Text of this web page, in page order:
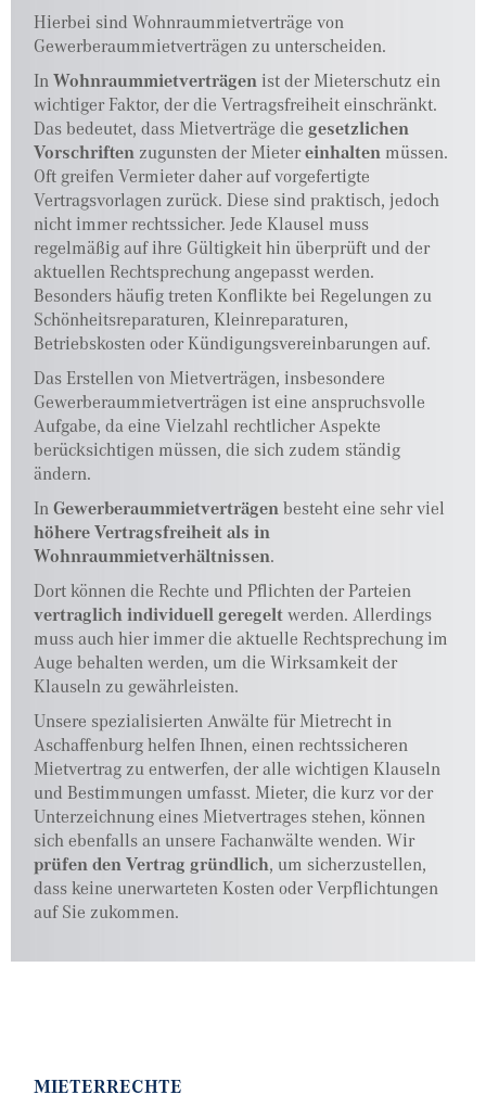
Hierbei sind Wohnraummietverträge von
Gewerberaummietverträgen zu unterscheiden.
InWohnraummietverträgenist der Mieterschutz ein
wichtiger Faktor, der die Vertragsfreiheit einschränkt.
Das bedeutet, dass Mietverträge die gesetzlichen
Vorschriften zugunsten der Mietereinhaltenmüssen.
Oft greifen Vermieter daher auf vorgefertigte
Vertragsvorlagen zurück. Diese sind praktisch, jedoch
nicht immer rechtssicher. Jede Klausel muss
regelmäßig auf ihre Gültigkeit hin überprüft und der
aktuellen Rechtsprechung angepasst werden.
Besonders häufig treten Konflikte bei Regelungen zu
Schönheitsreparaturen, Kleinreparaturen,
Betriebskosten oder Kündigungsvereinbarungen auf.
Das Erstellen von Mietverträgen, insbesondere
Gewerberaummietverträgen ist eine anspruchsvolle
Aufgabe, da eine Vielzahl rechtlicher Aspekte
berücksichtigen müssen, die sich zudem ständig
ändern.
InGewerberaummietverträgenbesteht eine sehr viel
höhere Vertragsfreiheit als in
Wohnraummietverhältnissen.
Dort können die Rechte und Pflichten der Parteien
vertraglich individuell geregeltwerden. Allerdings
muss auch hier immer die aktuelle Rechtsprechung im
Auge behalten werden, um die Wirksamkeit der
Klauseln zu gewährleisten.
Unsere spezialisierten Anwälte für Mietrecht in
Aschaffenburg helfen Ihnen, einen rechtssicheren
Mietvertrag zu entwerfen, der alle wichtigen Klauseln
und Bestimmungen umfasst. Mieter, die kurz vor der
Unterzeichnung eines Mietvertrages stehen, können
sich ebenfalls an unsere Fachanwälte wenden. Wir
prüfen den Vertrag gründlich, um sicherzustellen,
dass keine unerwarteten Kosten oder Verpflichtungen
auf Sie zukommen.
MIETERRECHTE